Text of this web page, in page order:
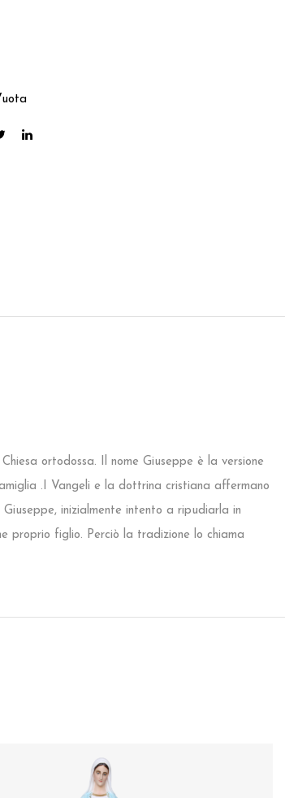
ortodossa. Il nome Giuseppe è la versione
.I Vangeli e la dottrina cristiana affermano
inizialmente intento a ripudiarla in
proprio figlio. Perciò la tradizione lo chiama